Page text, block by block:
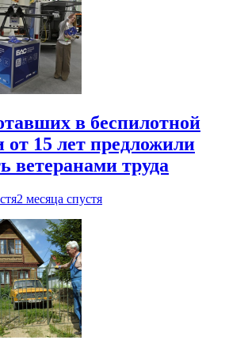
в беспилотной
от 15 лет предложили
ветеранами труда
2 месяца спустя